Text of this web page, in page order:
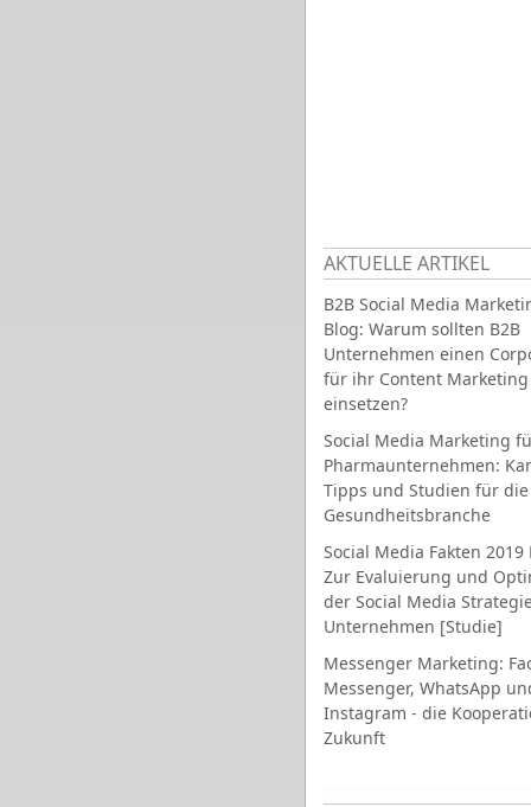
AKTUELLE ARTIKEL
B2B Social Media
Blog: Warum sollten B2B
Unternehmen einen
für ihr Content Marketing
einsetzen?
Social Media Marketing
Pharmaunternehmen:
Tipps und Studien für die
Gesundheitsbranche
Social Media Fakten 2019
Zur Evaluierung und
der Social Media
Unternehmen [Studie]
Messenger Marketing:
Messenger, WhatsApp
Instagram - die
Zukunft
Seiten